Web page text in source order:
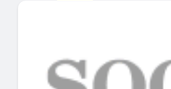
INICIO